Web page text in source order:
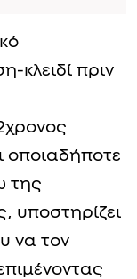
κλειδί πριν
οποιαδήποτε
της
υποστηρίζει
να τον